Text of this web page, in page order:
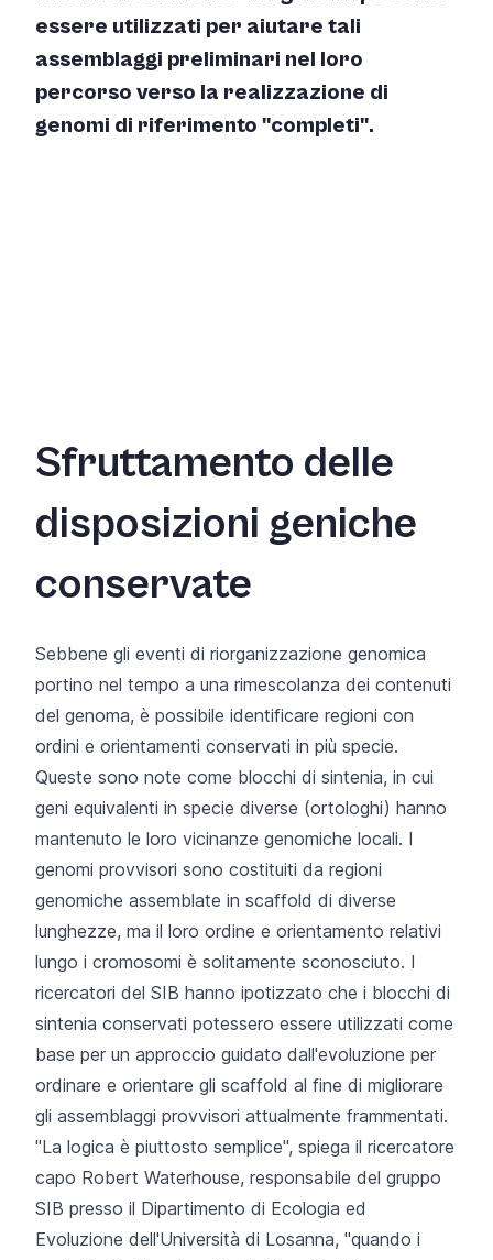
essere utilizzati per aiutare tali
assemblaggi preliminari nel loro
percorso verso la realizzazione di
genomi di riferimento "completi".
Sfruttamento delle
disposizioni geniche
conservate
Sebbene gli eventi di riorganizzazione genomica
portino nel tempo a una rimescolanza dei contenuti
del genoma, è possibile identificare regioni con
ordini e orientamenti conservati in più specie.
Queste sono note come blocchi di sintenia, in cui
geni equivalenti in specie diverse (ortologhi) hanno
mantenuto le loro vicinanze genomiche locali. I
genomi provvisori sono costituiti da regioni
genomiche assemblate in scaffold di diverse
lunghezze, ma il loro ordine e orientamento relativi
lungo i cromosomi è solitamente sconosciuto. I
ricercatori del SIB hanno ipotizzato che i blocchi di
sintenia conservati potessero essere utilizzati come
base per un approccio guidato dall'evoluzione per
ordinare e orientare gli scaffold al fine di migliorare
gli assemblaggi provvisori attualmente frammentati.
"La logica è piuttosto semplice", spiega il ricercatore
capo Robert Waterhouse, responsabile del gruppo
SIB presso il Dipartimento di Ecologia ed
Evoluzione dell'Università di Losanna, "quando i